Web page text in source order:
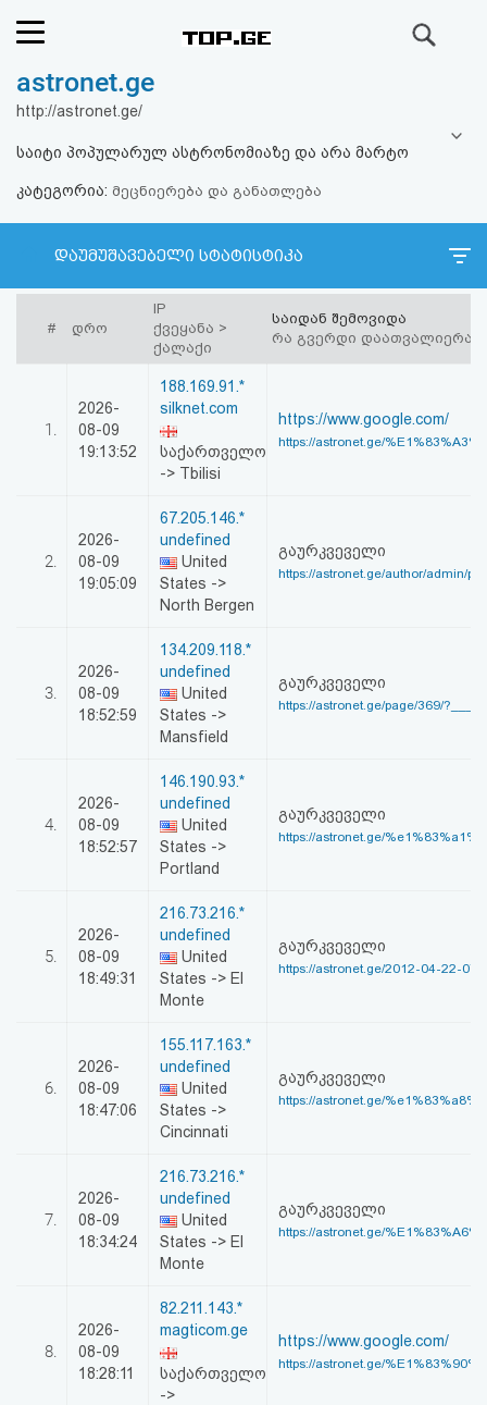
რეიტინგი
ფოსტა
კითხვა-
პასუხი
ავტორიზაცია
რეგისტრაცია
პაროლის
HTML
შეთანხმება
პასუხისმგებლობის
უარყოფა
astronet.ge
http://astronet.ge/
საიტი პოპულარულ ასტრონომიაზე და არა მარტო
კატეგორია: მეცნიერება და განათლება
დაუმუშავებელი სტატისტიკა
# დრო
IP
ქვეყანა >
ქალაქი
საიდან შემოვიდა
რა გვერდი დაათვალიერა
1.
2026-
08-09
19:13:52
188.169.91.*
silknet.com
საქართველო
-> Tbilisi
https://www.google.com/
https://astronet.ge/
2.
2026-
08-09
19:05:09
67.205.146.*
undefined
United
States ->
North Bergen
გაურკვეველი
https://astronet.ge/author/admin/
3.
2026-
08-09
18:52:59
134.209.118.*
undefined
United
States ->
Mansfield
გაურკვეველი
https://astronet.ge/page/369/
4.
2026-
08-09
18:52:57
146.190.93.*
undefined
United
States ->
Portland
გაურკვეველი
https://astronet.ge/
5.
2026-
08-09
18:49:31
216.73.216.*
undefined
United
States -> El
Monte
გაურკვეველი
https://astronet.ge/2012-04-22-07-
6.
2026-
08-09
18:47:06
155.117.163.*
undefined
United
States ->
Cincinnati
გაურკვეველი
https://astronet.ge/
7.
2026-
08-09
18:34:24
216.73.216.*
undefined
United
States -> El
Monte
გაურკვეველი
https://astronet.ge/
8.
2026-
08-09
18:28:11
82.211.143.*
magticom.ge
საქართველო
->
https://www.google.com/
https://astronet.ge/